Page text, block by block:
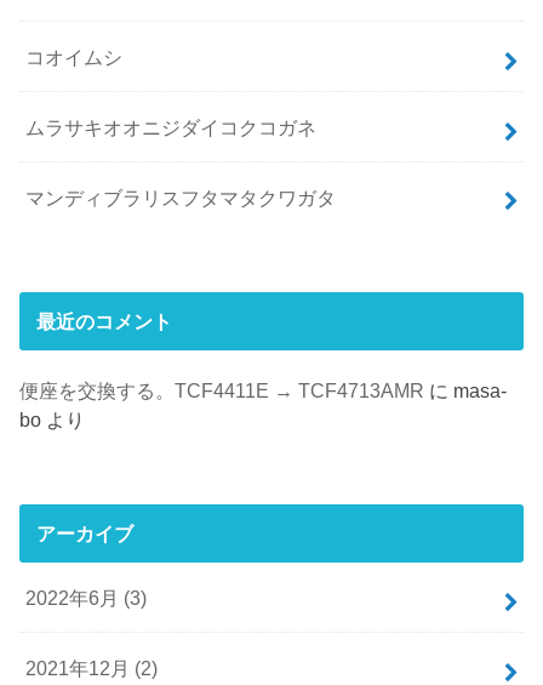
コオイムシ
ムラサキオオニジダイコクコガネ
マンディブラリスフタマタクワガタ
最近のコメント
便座を交換する。TCF4411E → TCF4713AMR に masa-
bo より
アーカイブ
2022年6月 (3)
2021年12月 (2)